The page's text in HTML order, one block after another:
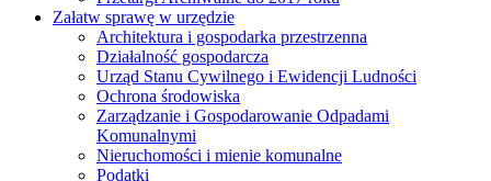
Załatw sprawę w urzędzie
Architektura i gospodarka przestrzenna
Działalność gospodarcza
Urząd Stanu Cywilnego i Ewidencji Ludności
Ochrona środowiska
Zarządzanie i Gospodarowanie Odpadami
Komunalnymi
Nieruchomości i mienie komunalne
Podatki